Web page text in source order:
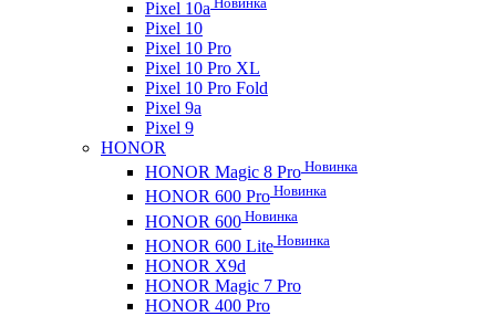
Pixel 10a
Pixel 10
Pixel 10 Pro
Pixel 10 Pro XL
Pixel 10 Pro Fold
Pixel 9a
Pixel 9
HONOR
HONOR Magic 8 Pro Новинка
HONOR 600 Pro Новинка
HONOR 600 Новинка
HONOR 600 Lite Новинка
HONOR X9d
HONOR Magic 7 Pro
HONOR 400 Pro